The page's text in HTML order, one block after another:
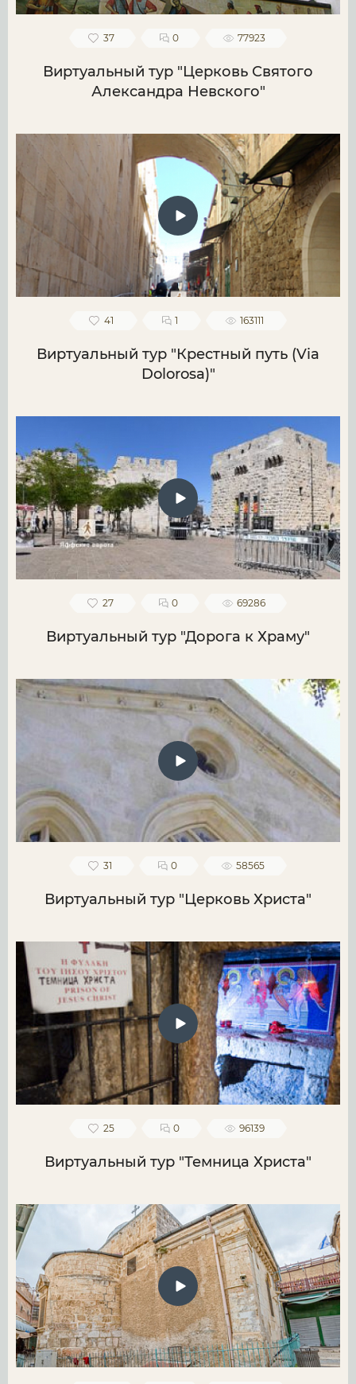
37 0 77923
Виртуальный тур "Церковь Святого
Александра Невского"
41 1 163111
Виртуальный тур "Крестный путь (Via
Dolorosa)"
27 0 69286
Виртуальный тур "Дорога к Храму"
31 0 58565
Виртуальный тур "Церковь Христа"
25 0 96139
Виртуальный тур "Темница Христа"